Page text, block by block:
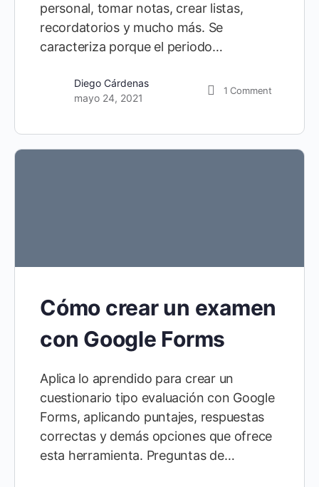
personal, tomar notas, crear listas,
recordatorios y mucho más. Se
caracteriza porque el periodo…
Diego Cárdenas
mayo 24, 2021
1Comment
Cómo crear un examen
con Google Forms
Aplica lo aprendido para crear un
cuestionario tipo evaluación con Google
Forms, aplicando puntajes, respuestas
correctas y demás opciones que ofrece
esta herramienta. Preguntas de…